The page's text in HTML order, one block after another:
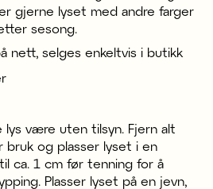
gjerne lyset med andre farger
sesong.
nett, selges enkeltvis i butikk
lys være uten tilsyn. Fjern alt
bruk og plasser lyset i en
ca. 1 cm før tenning for å
Plasser lyset på en jevn,